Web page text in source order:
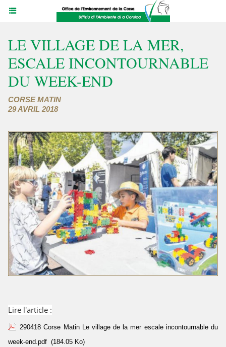
LE VILLAGE DE LA MER,
ESCALE INCONTOURNABLE
DU WEEK-END
CORSE MATIN
29 AVRIL 2018
Lire l'article :
290418 Corse Matin Le village de la mer escale incontournable du
week-end.pdf (184.05 Ko)